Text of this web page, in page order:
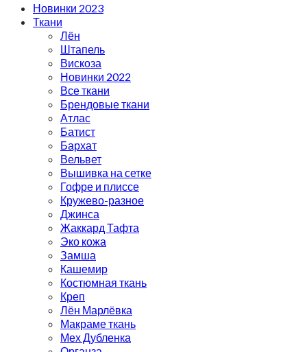
Новинки 2023
Ткани
Лён
Штапель
Вискоза
Новинки 2022
Все ткани
Брендовые ткани
Атлас
Батист
Бархат
Вельвет
Вышивка на сетке
Гофре и плиссе
Кружево-разное
Джинса
Жаккард Тафта
Эко кожа
Замша
Кашемир
Костюмная ткань
Креп
Лён Марлёвка
Макраме ткань
Мех Дубленка